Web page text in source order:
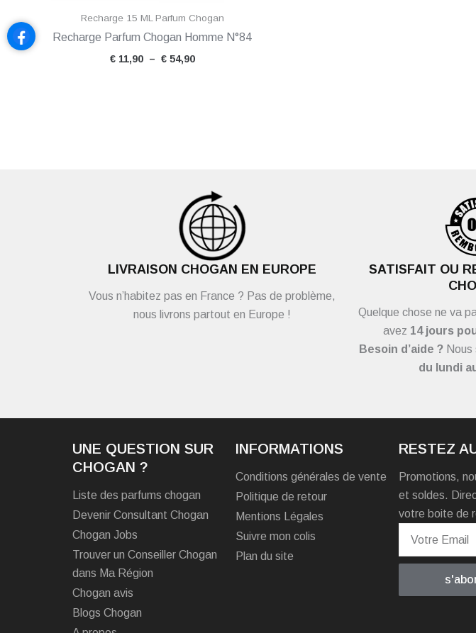
Recharge 15 ML Parfum Chogan
Recharge Parfum Chogan Homme N°84
€11,90 – €54,90
LIVRAISON CHOGAN EN EUROPE
Vous n’habitez pas en France ? Pas de problème,
nous livrons partout en Europe !
SATISFAIT OU
Quelque chose ne va
avez 14 jours
Besoin d’aide ?Nous
du lundi
UNE QUESTION SUR
CHOGAN ?
Liste des parfums chogan
Devenir Consultant Chogan
Chogan Jobs
Trouver un Conseiller Chogan
dans Ma Région
Chogan avis
Blogs Chogan
INFORMATIONS
Conditions générales de vente
Politique de retour
Mentions Légales
Suivre mon colis
Plan du site
RESTEZ
Promotions,
et soldes.
votre boite de